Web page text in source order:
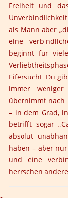
Freiheit und
als Mann aber
eine
beginnt für
Eifersucht. Du
immer
übernimmt nach
– in dem Grad,
betrifft sogar
absolut
haben – aber
und eine
herrschen